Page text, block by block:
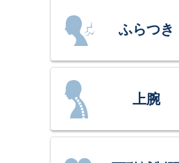
ふらつき
上腕